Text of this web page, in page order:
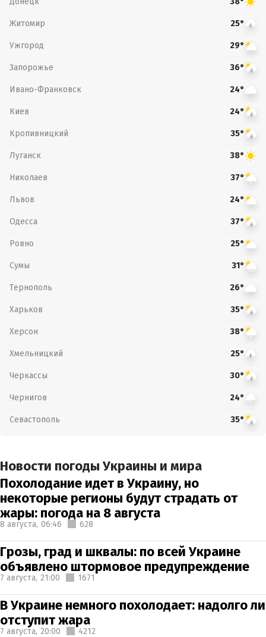
Житомир 25°
Ужгород 29°
Запорожье 36°
Ивано-Франковск 24°
Киев 24°
Кропивницкий 35°
Луганск 38°
Николаев 37°
Львов 24°
Одесса 37°
Ровно 25°
Сумы 31°
Тернополь 26°
Харьков 35°
Херсон 38°
Хмельницкий 25°
Черкассы 30°
Чернигов 24°
Севастополь 35°
Новости погоды Украины и мира
Похолодание идет в Украину, но
некоторые регионы будут страдать от
жары: погода на 8 августа
8 августа, 06:46 628
Грозы, град и шквалы: по всей Украине
объявлено штормовое предупреждение
7 августа, 21:00 1671
В Украине немного похолодает: надолго ли
отступит жара
7 августа, 20:00 4212